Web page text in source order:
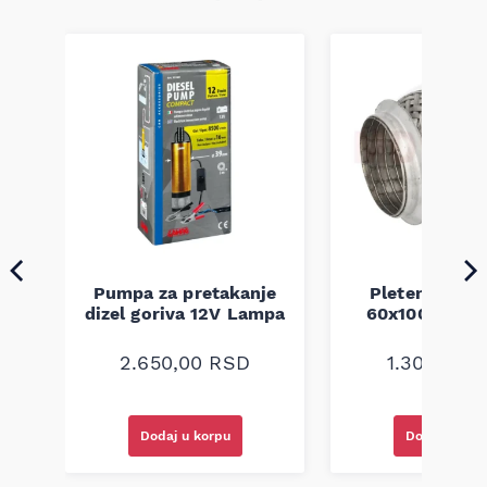
Pumpa za pretakanje
dizel goriva 12V Lampa
2.650,00 RSD
Dodaj u korpu
Pletenica
60x100
1.300,00
Dodaj u